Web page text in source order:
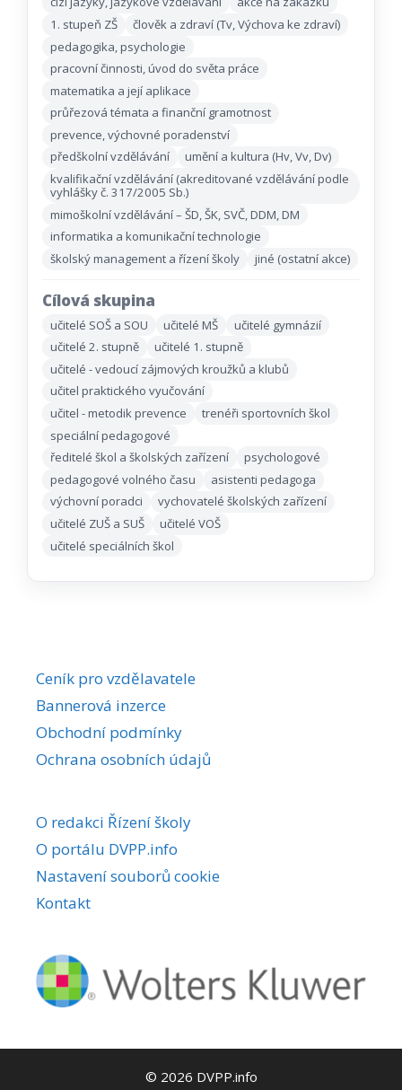
1. stupeň ZŠ
člověk a zdraví (Tv, Výchova ke zdraví)
pedagogika, psychologie
pracovní činnosti, úvod do světa práce
matematika a její aplikace
průřezová témata a finanční gramotnost
prevence, výchovné poradenství
předškolní vzdělávání
umění a kultura (Hv, Vv, Dv)
kvalifikační vzdělávání (akreditované vzdělávání podle
vyhlášky č. 317/2005 Sb.)
mimoškolní vzdělávání – ŠD, ŠK, SVČ, DDM, DM
informatika a komunikační technologie
školský management a řízení školy
jiné (ostatní akce)
Cílová skupina
učitelé SOŠ a SOU učitelé MŠ
učitelé gymnázií
učitelé 2. stupně
učitelé 1. stupně
učitelé - vedoucí zájmových kroužků a klubů
učitel praktického vyučování
učitel - metodik prevence
trenéři sportovních škol
speciální pedagogové
ředitelé škol a školských zařízení
psychologové
pedagogové volného času
asistenti pedagoga
výchovní poradci
vychovatelé školských zařízení
učitelé ZUŠ a SUŠ
učitelé VOŠ
učitelé speciálních škol
Ceník pro vzdělavatele
Bannerová inzerce
Obchodní podmínky
Ochrana osobních údajů
O redakci Řízení školy
O portálu DVPP.info
Nastavení souborů cookie
Kontakt
© 2026 DVPP.info